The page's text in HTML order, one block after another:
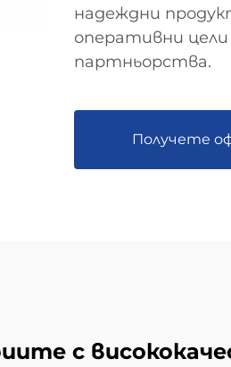
надеждни
оперативни
партньорства.
Получете
с